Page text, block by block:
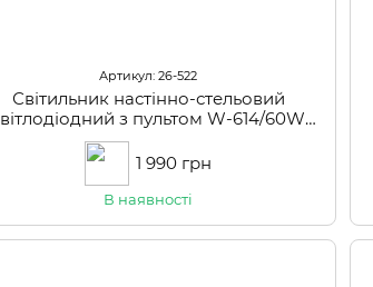
Артикул: 26-522
Світильник настінно-стельовий
з пультом W-614/60W
1 990 грн
В наявності